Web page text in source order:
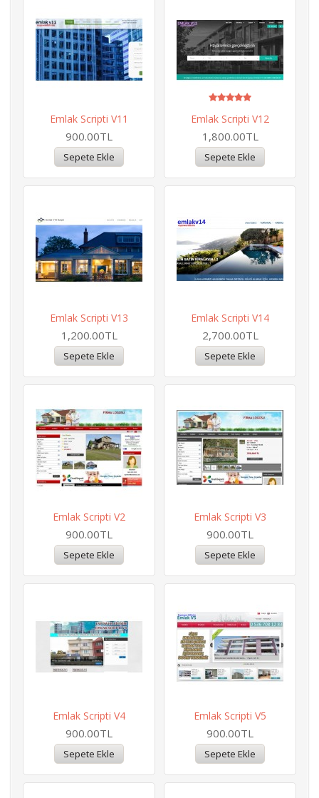
Emlak Scripti V11
900.00TL
Emlak Scripti V12
1,800.00TL
Emlak Scripti V13
1,200.00TL
Emlak Scripti V14
2,700.00TL
Emlak Scripti V2
900.00TL
Emlak Scripti V3
900.00TL
Emlak Scripti V4
900.00TL
Emlak Scripti V5
900.00TL